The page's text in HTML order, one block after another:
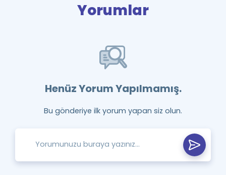
Yorumlar
Henüz Yorum Yapılmamış.
Bu gönderiye ilk yorum yapan siz olun.